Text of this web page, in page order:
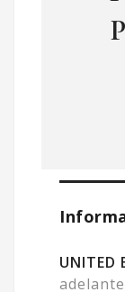
UNITED
adelante